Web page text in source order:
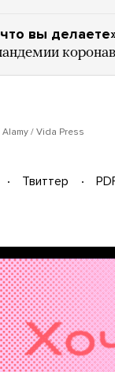
вы
/ Vida Press
Твиттер